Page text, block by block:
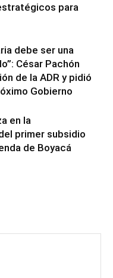
para
debe ser una
César Pachón
de la ADR y pidió
Gobierno
en la
primer subsidio
de Boyacá